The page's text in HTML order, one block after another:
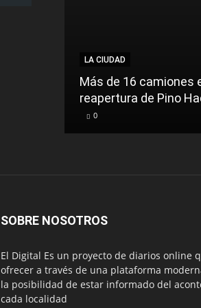
LA CIUDAD
Más de 16 camiones
reapertura de Pino
0
SOBRE NOSOTROS
El Digital Es un proyecto de diarios online
ofrecer a través de una plataforma
la posibilidad de estar informado del
cada localidad